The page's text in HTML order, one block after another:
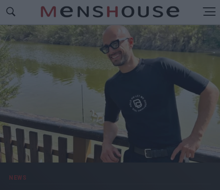
NEWS